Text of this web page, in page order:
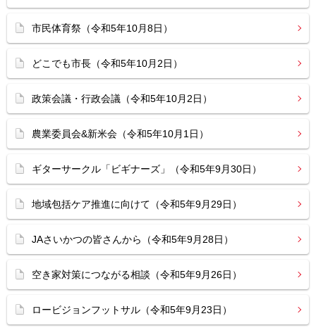
市民体育祭（令和5年10月8日）
どこでも市長（令和5年10月2日）
政策会議・行政会議（令和5年10月2日）
農業委員会&新米会（令和5年10月1日）
ギターサークル「ビギナーズ」（令和5年9月30日）
地域包括ケア推進に向けて（令和5年9月29日）
JAさいかつの皆さんから（令和5年9月28日）
空き家対策につながる相談（令和5年9月26日）
ロービジョンフットサル（令和5年9月23日）